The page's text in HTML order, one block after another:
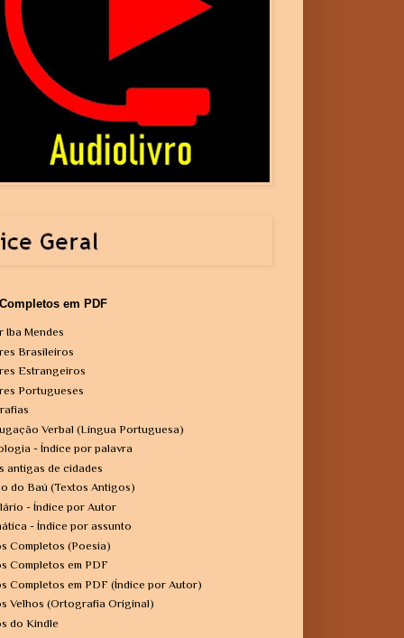
em PDF
Iba Mendes
Brasileiros
Estrangeiros
Portugueses
Verbal (Língua Portuguesa)
- Índice por palavra
antigas de cidades
do Baú (Textos Antigos)
- Índice por Autor
- Índice por assunto
Completos (Poesia)
Completos em PDF
Completos em PDF (Índice por Autor)
Velhos (Ortografia Original)
do Kindle